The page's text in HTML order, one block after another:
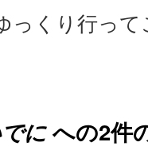
っくり行っ
にへの2件